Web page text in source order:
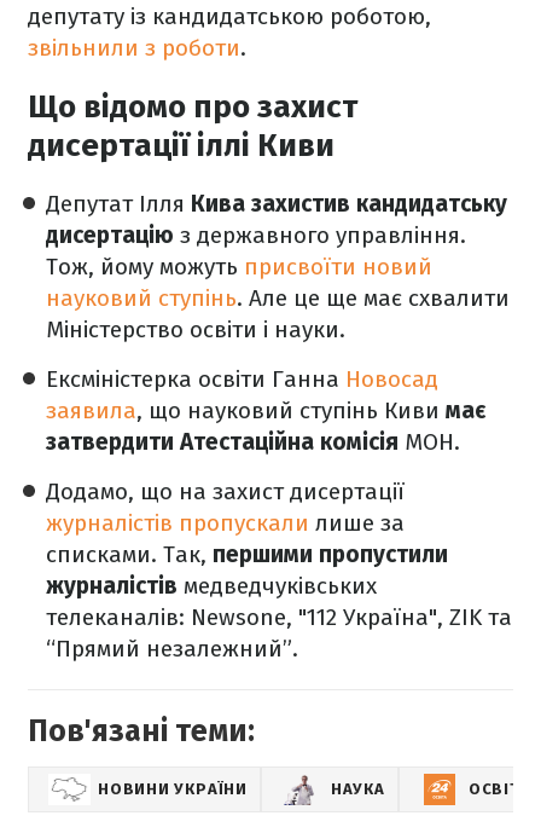
депутату із кандидатською роботою,
звільнили з роботи.
Що відомо про захист
дисертації іллі Киви
Депутат Ілля Кива захистив кандидатську
дисертацію з державного управління.
Тож, йому можуть присвоїти новий
науковий ступінь. Але це ще має схвалити
Міністерство освіти і науки.
Ексміністерка освіти Ганна Новосад
заявила, що науковий ступінь Киви має
затвердити Атестаційна комісія МОН.
Додамо, що на захист дисертації
журналістів пропускали лише за
списками. Так, першими пропустили
журналістів медведчуківських
телеканалів: Newsone, "112 Україна", ZIK та
“Прямий незалежний”.
Пов'язані теми:
НОВИНИ УКРАЇНИ НАУКА ОСВІТА